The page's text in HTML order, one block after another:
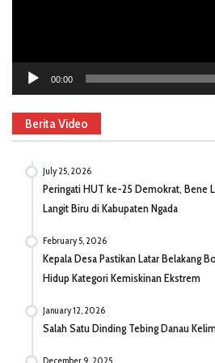
00:00
Berita Video
July 25, 2026
Peringati HUT ke-25 Demokrat, Bene
Langit Biru di Kabupaten Ngada
February 5, 2026
Kepala Desa Pastikan Latar Belakang
Hidup Kategori Kemiskinan Ekstrem
January 12, 2026
Salah Satu Dinding Tebing Danau
December 9, 2025